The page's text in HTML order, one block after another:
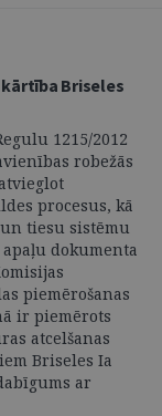
Briseles
1215/2012
robežās
procesus, kā
tiesu sistēmu
dokumenta
piemērošanas
ir piemērots
atcelšanas
Briseles Ia
ar